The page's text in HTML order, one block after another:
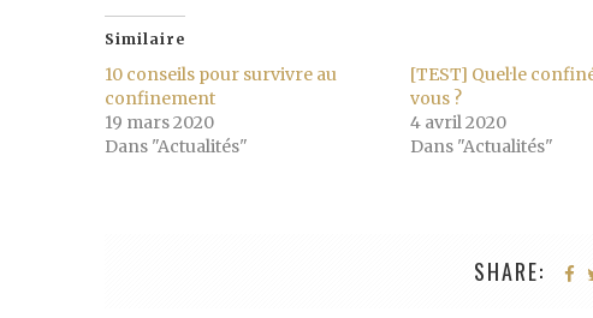
Similaire
10 conseils pour survivre au
confinement
19 mars 2020
Dans "Actualités"
[TEST] Quel·le
vous ?
4 avril 2020
Dans "Actualités"
SHARE: